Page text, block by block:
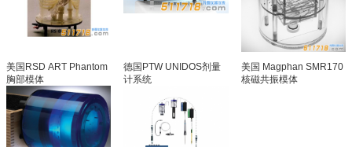
美国RSD ART Phantom
胸部模体
德国PTW UNIDOS剂量
计系统
美国 Magphan SMR170
核磁共振模体